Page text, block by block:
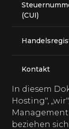
(CUI)
Kontakt
In diesem
Hosting",
Management
beziehen